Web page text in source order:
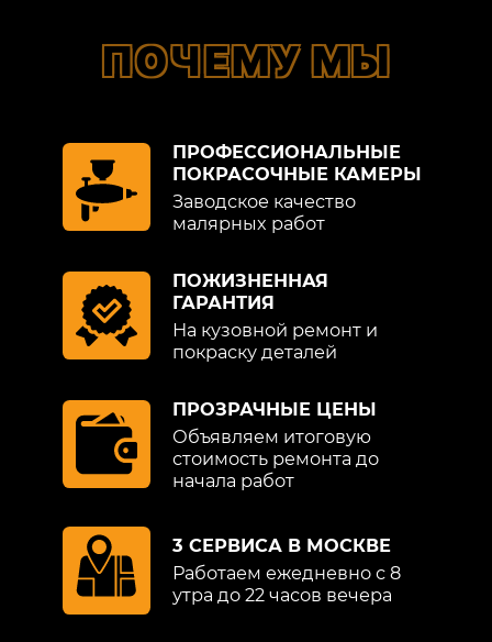
ПОЧЕМУ МЫ
ПРОФЕССИОНАЛЬНЫЕ
ПОКРАСОЧНЫЕ КАМЕРЫ
Заводское качество
малярных работ
ПОЖИЗНЕННАЯ
ГАРАНТИЯ
На кузовной ремонт и
покраску деталей
ПРОЗРАЧНЫЕ ЦЕНЫ
Объявляем итоговую
стоимость ремонта до
начала работ
3 СЕРВИСА В МОСКВЕ
Работаем ежедневно с 8
утра до 22 часов вечера